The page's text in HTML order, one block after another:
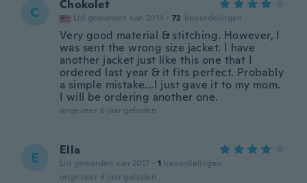
C Chokolet
Lid geworden van 2014 · 72 beoordelingen
Very good material & stitching. However, I
was sent the wrong size jacket. I have
another jacket just like this one that I
ordered last year & it fits perfect. Probably
a simple mistake...I just gave it to my mom.
I will be ordering another one.
ongeveer 6 jaar geleden
E Ella
Lid geworden van 2017 · 1 beoordelingen
ongeveer 6 jaar geleden